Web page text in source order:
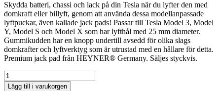
Skydda batteri, chassi och lack på din Tesla när du lyfter den med
domkraft eller billyft, genom att använda dessa modellanpassade
lyftpuckar, även kallade jack pads! Passar till Tesla Model 3, Model
Y, Model S och Model X som har lyfthål med 25 mm diameter.
Gummikudden har en knopp undertill avsedd för olika slags
domkrafter och lyftverktyg som är utrustad med en hållare för detta.
Premium jack pad från HEYNER® Germany. Säljes styckvis.
Lägg till i varukorgen